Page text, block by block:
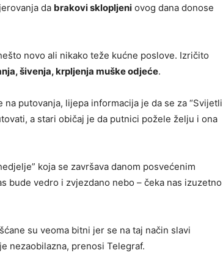
da brakovi sklopljeni ovog dana donose
novo ali nikako teže kućne poslove. Izričito
šivenja, krpljenja muške odjeće.
putovanja, lijepa informacija je da se za “Svijetli
a stari običaj je da putnici požele želju i ona
koja se završava danom posvećenim
bude vedro i zvjezdano nebo – čeka nas izuzetno
su veoma bitni jer se na taj način slavi
nezaobilazna, prenosi Telegraf.